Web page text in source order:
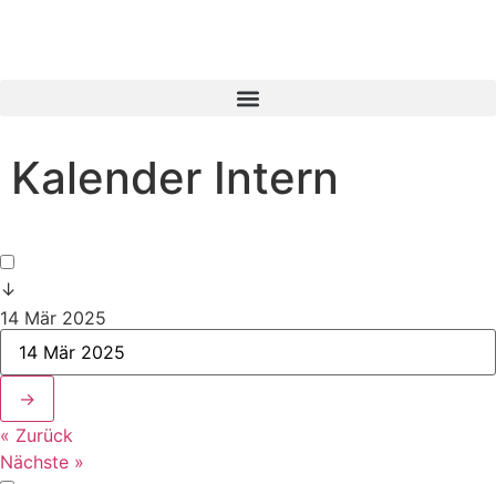
Kalender Intern
↓
14 Mär 2025
→
« Zurück
Nächste »